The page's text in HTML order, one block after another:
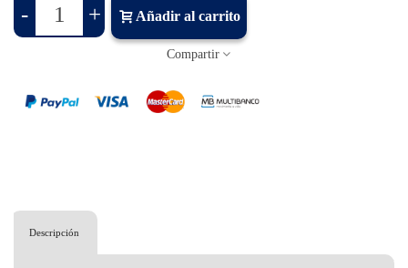
- + Añadir al carrito
Compartir
Descripción